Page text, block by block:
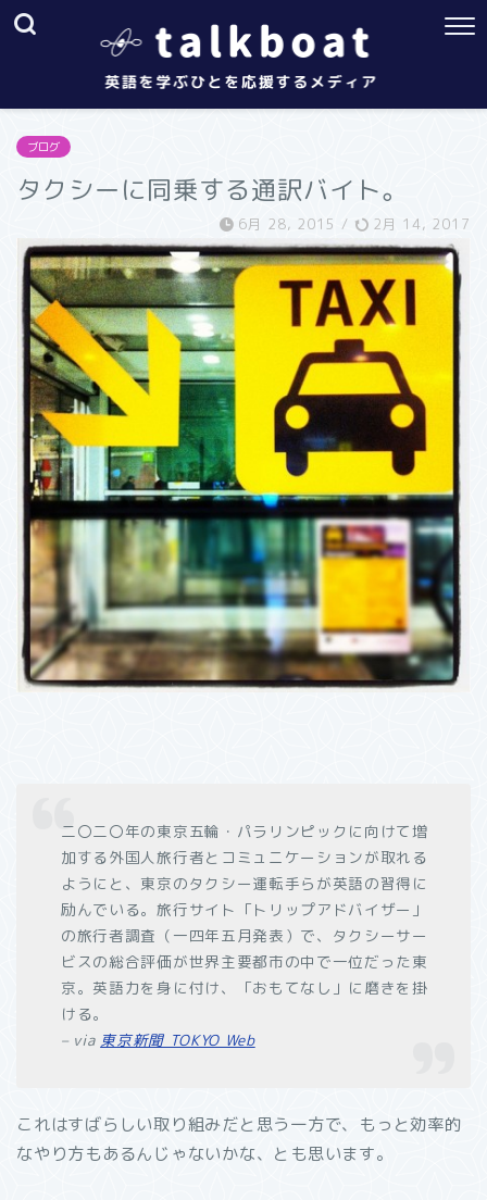
ブログ
タクシーに同乗する通訳バイト。
6月 28, 2015 / 2月 14, 2017
二〇二〇年の東京五輪・パラリンピックに向けて増
加する外国人旅行者とコミュニケーションが取れる
ようにと、東京のタクシー運転手らが英語の習得に
励んでいる。旅行サイト「トリップアドバイザー」
の旅行者調査（一四年五月発表）で、タクシーサー
ビスの総合評価が世界主要都市の中で一位だった東
京。英語力を身に付け、「おもてなし」に磨きを掛
ける。
– via 東京新聞 TOKYO Web
これはすばらしい取り組みだと思う一方で、もっと効率的
なやり方もあるんじゃないかな、とも思います。